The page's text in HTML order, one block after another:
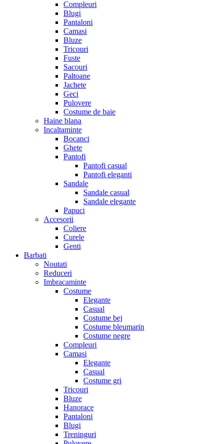
Compleuri
Blugi
Pantaloni
Camasi
Bluze
Tricouri
Fuste
Sacouri
Paltoane
Jachete
Geci
Pulovere
Costume de baie
Haine blana
Incaltaminte
Bocanci
Ghete
Pantofi
Pantofi casual
Pantofi eleganti
Sandale
Sandale casual
Sandale elegante
Papuci
Accesorii
Coliere
Curele
Genti
Barbati
Noutati
Reduceri
Imbracaminte
Costume
Elegante
Casual
Costume bej
Costume bleumarin
Costume negre
Compleuri
Camasi
Elegante
Casual
Costume gri
Tricouri
Bluze
Hanorace
Pantaloni
Blugi
Treninguri